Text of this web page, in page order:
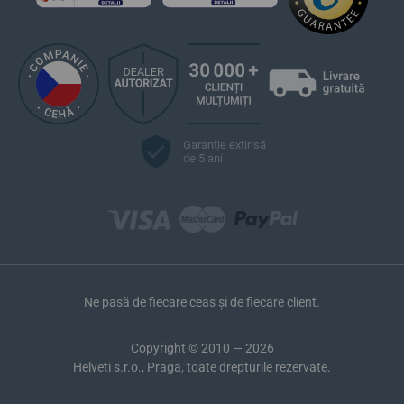
Garanție extinsă
de 5 ani
Ne pasă de fiecare ceas și de fiecare client.
Copyright © 2010 — 2026
Helveti s.r.o., Praga, toate drepturile rezervate.